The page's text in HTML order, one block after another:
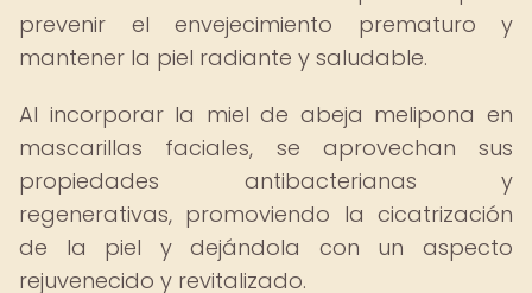
prevenir el envejecimiento prematuro y
mantener la piel radiante y saludable.
Al incorporar la miel de abeja melipona en
mascarillas faciales, se aprovechan sus
propiedades antibacterianas y
regenerativas, promoviendo la cicatrización
de la piel y dejándola con un aspecto
rejuvenecido y revitalizado.